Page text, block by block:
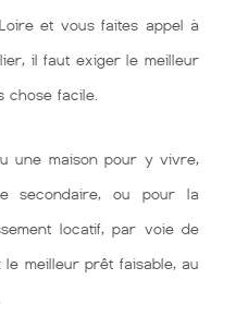
et vous faites appel à
il faut exiger le meilleur
chose facile.
une maison pour y vivre,
secondaire, ou pour la
locatif, par voie de
meilleur prêt faisable, au